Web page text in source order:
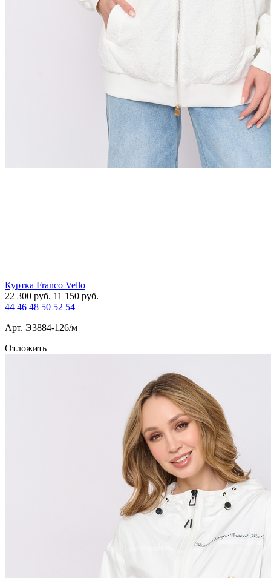
Куртка Franco Vello
22 300 руб. 11 150 руб.
44 46 48 50 52 54
Арт. Э3884-126/м
Отложить